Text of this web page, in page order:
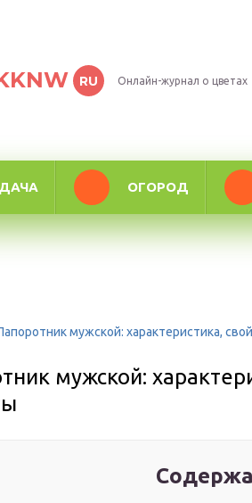
RU Онлайн-журнал о цветах
ДАЧА ОГОРОД
мужской: характеристика,
мужской: